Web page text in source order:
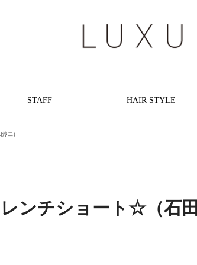
STAFF HAIR STYLE
二）
レンチショート☆（石田